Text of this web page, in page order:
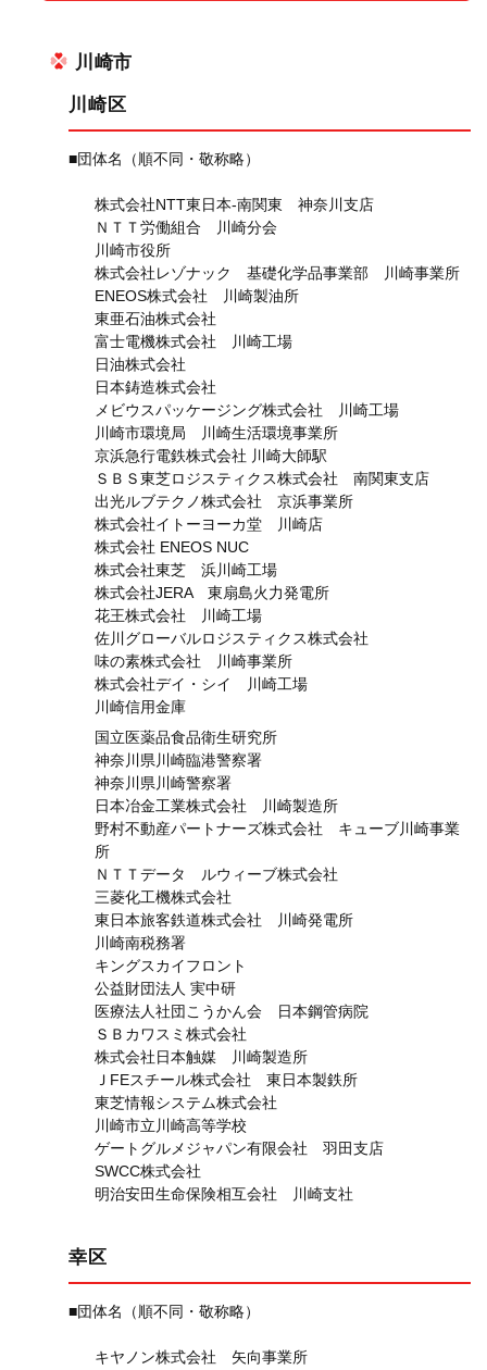
川崎市
川崎区
■団体名（順不同・敬称略）
株式会社NTT東日本-南関東 神奈川支店
ＮＴＴ労働組合 川崎分会
川崎市役所
株式会社レゾナック 基礎化学品事業部 川崎事業所
ENEOS株式会社 川崎製油所
東亜石油株式会社
富士電機株式会社 川崎工場
日油株式会社
日本鋳造株式会社
メビウスパッケージング株式会社 川崎工場
川崎市環境局 川崎生活環境事業所
京浜急行電鉄株式会社 川崎大師駅
ＳＢＳ東芝ロジスティクス株式会社 南関東支店
出光ルブテクノ株式会社 京浜事業所
株式会社イトーヨーカ堂 川崎店
株式会社 ENEOS NUC
株式会社東芝 浜川崎工場
株式会社JERA 東扇島火力発電所
花王株式会社 川崎工場
佐川グローバルロジスティクス株式会社
味の素株式会社 川崎事業所
株式会社デイ・シイ 川崎工場
川崎信用金庫
国立医薬品食品衛生研究所
神奈川県川崎臨港警察署
神奈川県川崎警察署
日本冶金工業株式会社 川崎製造所
野村不動産パートナーズ株式会社 キューブ川崎事業
所
ＮＴＴデータ ルウィーブ株式会社
三菱化工機株式会社
東日本旅客鉄道株式会社 川崎発電所
川崎南税務署
キングスカイフロント
公益財団法人 実中研
医療法人社団こうかん会 日本鋼管病院
ＳＢカワスミ株式会社
株式会社日本触媒 川崎製造所
ＪFEスチール株式会社 東日本製鉄所
東芝情報システム株式会社
川崎市立川崎高等学校
ゲートグルメジャパン有限会社 羽田支店
SWCC株式会社
明治安田生命保険相互会社 川崎支社
幸区
■団体名（順不同・敬称略）
キヤノン株式会社 矢向事業所